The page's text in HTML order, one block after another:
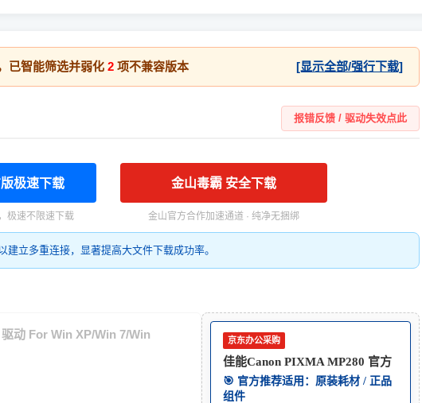
已智能筛选并弱化 2 项不兼容版本 [显示全部/强行下载]
报错反馈 / 驱动失效点此
极速下载
极速不限速下载
金山毒霸 安全下载
金山官方合作加速通道 · 纯净无捆绑
建立多重连接，显著提高大文件下载成功率。
动 For Win XP/Win 7/Win
京东办公采购
佳能Canon PIXMA MP280 官方
🎯 官方推荐适用：原装耗材 / 正品
组件